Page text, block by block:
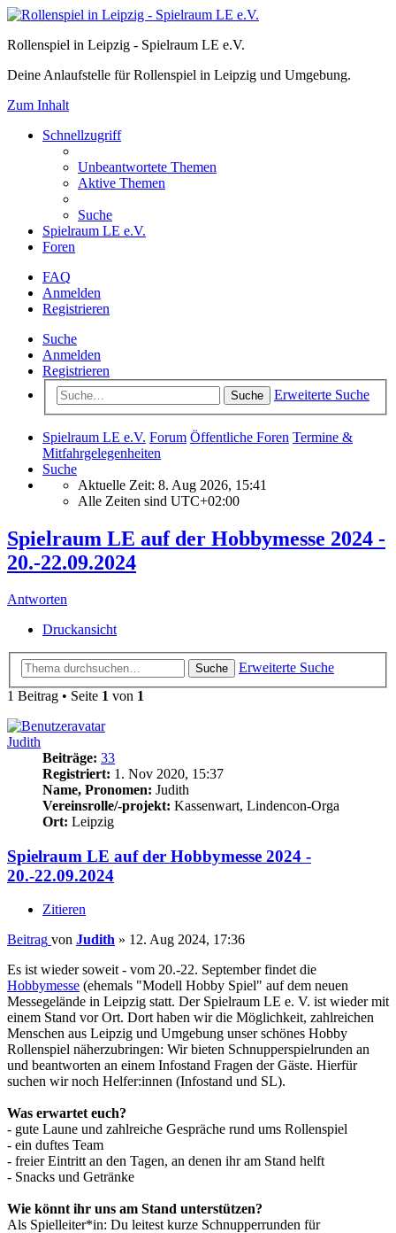
Rollenspiel in Leipzig - Spielraum LE e.V.
Deine Anlaufstelle für Rollenspiel in Leipzig und Umgebung.
Zum Inhalt
Schnellzugriff
Unbeantwortete Themen
Aktive Themen
Suche
Spielraum LE e.V.
Foren
FAQ
Anmelden
Registrieren
Suche
Anmelden
Registrieren
Suche Erweiterte Suche
Spielraum LE e.V. Forum Öffentliche Foren Termine &
Mitfahrgelegenheiten
Suche
Aktuelle Zeit: 8. Aug 2026, 15:41
Alle Zeiten sind UTC+02:00
Spielraum LE auf der Hobbymesse 2024 -
20.-22.09.2024
Antworten
Druckansicht
Suche
Erweiterte Suche
1 Beitrag • Seite 1 von 1
Judith
Beiträge: 33
Registriert: 1. Nov 2020, 15:37
Name, Pronomen: Judith
Vereinsrolle/-projekt: Kassenwart, Lindencon-Orga
Ort: Leipzig
Spielraum LE auf der Hobbymesse 2024 -
20.-22.09.2024
Zitieren
Beitrag von Judith » 12. Aug 2024, 17:36
Es ist wieder soweit - vom 20.-22. September findet die
Hobbymesse (ehemals "Modell Hobby Spiel" auf dem neuen
Messegelände in Leipzig statt. Der Spielraum LE e. V. ist wieder mit
einem Stand vor Ort. Dort haben wir die Möglichkeit, zahlreichen
Menschen aus Leipzig und Umgebung unser schönes Hobby
Rollenspiel näherzubringen: Wir bieten Schnupperspielrunden an
und beantworten an einem Infostand Fragen der Gäste. Hierfür
suchen wir noch Helfer:innen (Infostand und SL).
Was erwartet euch?
- gute Laune und zahlreiche Gespräche rund ums Rollenspiel
- ein duftes Team
- freier Eintritt an den Tagen, an denen ihr am Stand helft
- Snacks und Getränke
Wie könnt ihr uns am Stand unterstützen?
Als Spielleiter*in: Du leitest kurze Schnupperrunden für